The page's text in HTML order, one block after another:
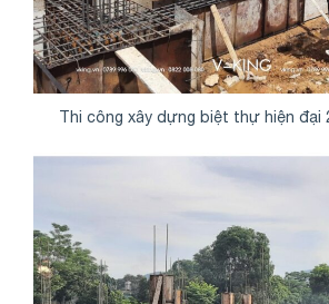
Thi công xây dựng biệt thự hiện đại